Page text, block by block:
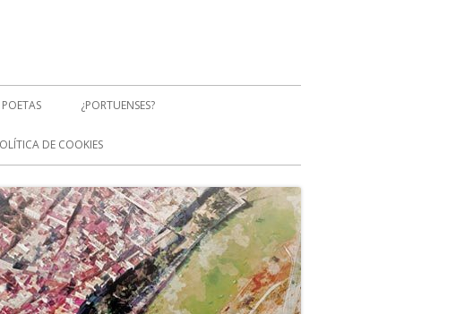
POETAS ¿PORTUENSES?
DE COOKIES